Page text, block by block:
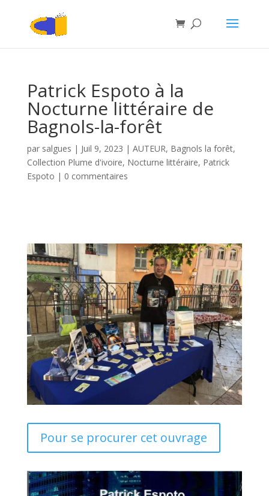
Patrick Espoto à la
Nocturne littéraire de
Bagnols-la-forêt
par salgues | Juil 9, 2023 | AUTEUR, Bagnols la forêt,
Collection Plume d'ivoire, Nocturne littéraire, Patrick
Espoto | 0 commentaires
Pour se procurer cet ouvrage